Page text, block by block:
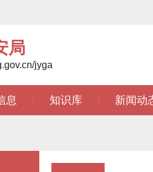
局
jyga
息 知识库 新闻动